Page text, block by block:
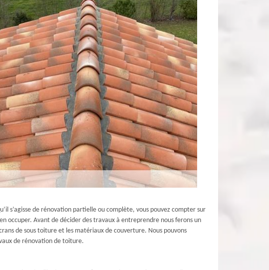
s’agisse de rénovation partielle ou complète, vous pouvez compter sur
occuper. Avant de décider des travaux à entreprendre nous ferons un
de sous toiture et les matériaux de couverture. Nous pouvons
de rénovation de toiture.